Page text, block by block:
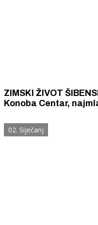
ZIMSKI ŽIVOT
Konoba Centar,
02. Siječanj